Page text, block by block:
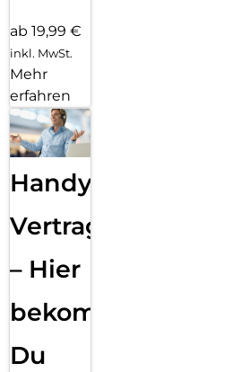
ab 19,99 €
inkl. MwSt.
Mehr
erfahren
Handy
Vertragsabwicklung
– Hier
bekommst
Du